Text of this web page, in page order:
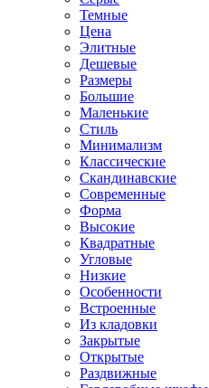
Темные
Цена
Элитные
Дешевые
Размеры
Большие
Маленькие
Стиль
Минимализм
Классические
Скандинавские
Современные
Форма
Высокие
Квадратные
Угловые
Низкие
Особенности
Встроенные
Из кладовки
Закрытые
Открытые
Раздвижные